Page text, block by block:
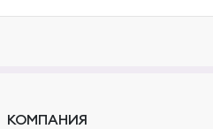
КОМПАНИЯ